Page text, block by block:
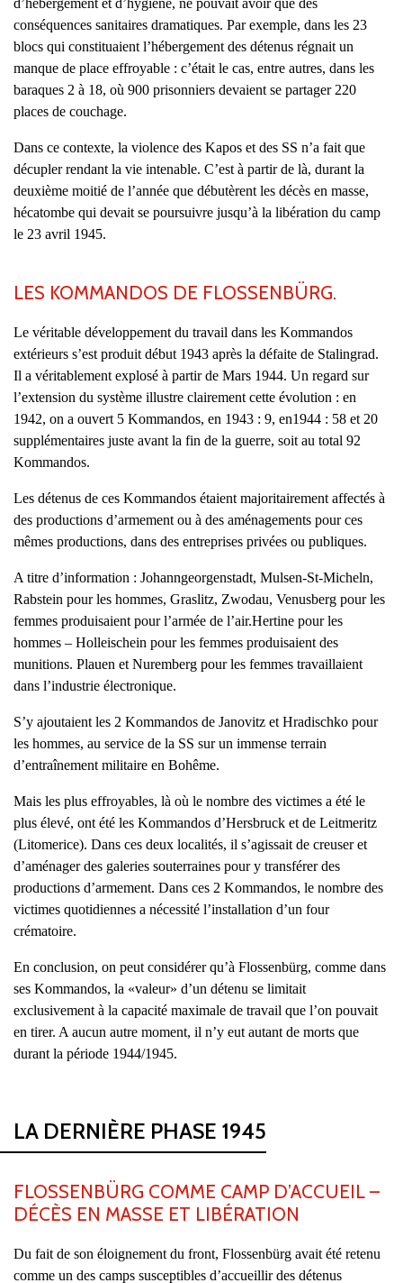
conséquences sanitaires dramatiques. Par exemple, dans les 23
blocs qui constituaient l’hébergement des détenus régnait un
manque de place effroyable : c’était le cas, entre autres, dans les
baraques 2 à 18, où 900 prisonniers devaient se partager 220
places de couchage.
Dans ce contexte, la violence des Kapos et des SS n’a fait que
décupler rendant la vie intenable. C’est à partir de là, durant la
deuxième moitié de l’année que débutèrent les décès en masse,
hécatombe qui devait se poursuivre jusqu’à la libération du camp
le 23 avril 1945.
LES KOMMANDOS DE FLOSSENBÜRG.
Le véritable développement du travail dans les Kommandos
extérieurs s’est produit début 1943 après la défaite de Stalingrad.
Il a véritablement explosé à partir de Mars 1944. Un regard sur
l’extension du système illustre clairement cette évolution : en
1942, on a ouvert 5 Kommandos, en 1943 : 9, en1944 : 58 et 20
supplémentaires juste avant la fin de la guerre, soit au total 92
Kommandos.
Les détenus de ces Kommandos étaient majoritairement affectés à
des productions d’armement ou à des aménagements pour ces
mêmes productions, dans des entreprises privées ou publiques.
A titre d’information : Johanngeorgenstadt, Mulsen-St-Micheln,
Rabstein pour les hommes, Graslitz, Zwodau, Venusberg pour les
femmes produisaient pour l’armée de l’air.Hertine pour les
hommes – Holleischein pour les femmes produisaient des
munitions. Plauen et Nuremberg pour les femmes travaillaient
dans l’industrie électronique.
S’y ajoutaient les 2 Kommandos de Janovitz et Hradischko pour
les hommes, au service de la SS sur un immense terrain
d’entraînement militaire en Bohême.
Mais les plus effroyables, là où le nombre des victimes a été le
plus élevé, ont été les Kommandos d’Hersbruck et de Leitmeritz
(Litomerice). Dans ces deux localités, il s’agissait de creuser et
d’aménager des galeries souterraines pour y transférer des
productions d’armement. Dans ces 2 Kommandos, le nombre des
victimes quotidiennes a nécessité l’installation d’un four
crématoire.
En conclusion, on peut considérer qu’à Flossenbürg, comme dans
ses Kommandos, la «valeur» d’un détenu se limitait
exclusivement à la capacité maximale de travail que l’on pouvait
en tirer. A aucun autre moment, il n’y eut autant de morts que
durant la période 1944/1945.
LA DERNIÈRE PHASE 1945
FLOSSENBÜRG COMME CAMP D’ACCUEIL –
DÉCÈS EN MASSE ET LIBÉRATION
Du fait de son éloignement du front, Flossenbürg avait été retenu
comme un des camps susceptibles d’accueillir des détenus